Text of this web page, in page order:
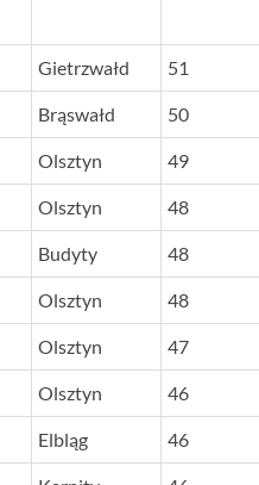
Gietrzwałd 51
Brąswałd 50
Olsztyn 49
Olsztyn 48
Budyty 48
Olsztyn 48
Olsztyn 47
Olsztyn 46
Elbląg 46